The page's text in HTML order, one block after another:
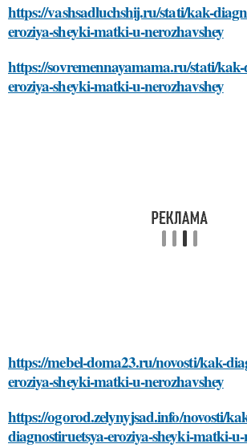
https://vashsadluchshij.ru/stati/kak-
eroziya-sheyki-matki-u-nerozhavshey
https://sovremennayamama.ru/stati/
eroziya-sheyki-matki-u-nerozhavshey
https://mebel-doma23.ru/novosti/kak-
eroziya-sheyki-matki-u-nerozhavshey
https://ogorod.zelynyjsad.info/novosti/
diagnostiruetsya-eroziya-sheyki-matki-